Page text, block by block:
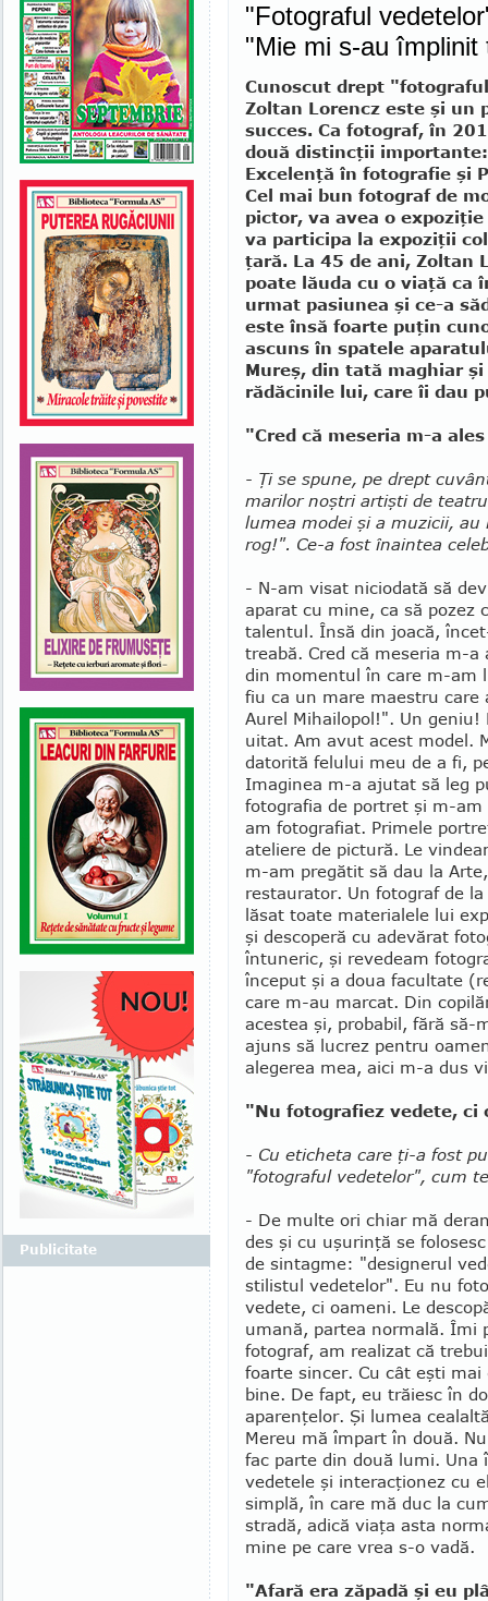
"Fotograful
"Mie mi s-au împlinit
Cunoscut drept
Zol­tan Lorencz este şi un
succes. Ca fotograf, în
două distincţii
Excelenţă în fotografie şi
Cel mai bun fotograf de
pictor, va avea o
va participa la ex­po­ziţii
ţară. La 45 de ani, Zoltan
poate lăuda cu o viaţă ca
urmat pasiunea şi ce-a
este însă foarte puţin
ascuns în spatele
Mureş, din tată maghiar
rădăcinile lui, care îi dau
"Cred că meseria m-a
- Ţi se spune, pe drept
marilor noştri artişti de
lumea modei şi a muzicii,
rog!". Ce-a fost înaintea
- N-am visat niciodată să
aparat cu mine, ca să pozez
talentul. Însă din joacă,
treabă. Cred că meseria m-
din momentul în care m-am
fiu ca un mare maestru
Aurel Mihai­lo­pol!". Un
uitat. Am avut acest model.
datorită felului meu de a fi,
Imaginea m-a ajutat să leg
fotografia de portret şi m-
am fotografiat. Primele
ateliere de pictură. Le
m-am pregătit să dau la
restaurator. Un fotograf de
lăsat toate materialele lui
şi descoperă cu adevărat
întuneric, şi revedeam
început şi a doua facultate
care m-au marcat. Din
acestea şi, probabil, fără să-
ajuns să lucrez pentru
alegerea mea, aici m-a dus
"Nu fotografiez vedete, ci
- Cu eticheta care ţi-a fost
"fotograful vedetelor", cum
- De multe ori chiar mă
des şi cu uşurinţă se
de sintagme: "designerul
stilistul vedetelor". Eu nu
vedete, ci oameni. Le
umană, partea normală. Îmi
fotograf, am realizat că
foarte sincer. Cu cât eşti
bine. De fapt, eu trăiesc în
aparenţelor. Şi lumea
Mereu mă împart în două.
fac parte din două lumi. Una
vedetele şi interacţionez cu
simplă, în care mă duc la
stradă, adică viaţa asta
mine pe care vrea s-o vadă.
"Afară era zăpadă şi eu
Publicitate